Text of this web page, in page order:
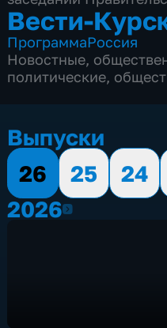
Вести-
ПрограммаРоссия
Новостные,
политические,
Выпуски
26
25 24
20262026